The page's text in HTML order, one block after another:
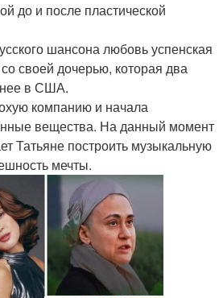
до и после пластической
шансона любовь успенская
своей дочерью, которая два
нее в США.
компанию и начала
вещества. На данный момент
Татьяне построить музыкальную
мечты.